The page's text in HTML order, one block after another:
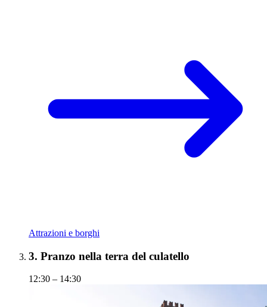
Attrazioni e borghi
3. Pranzo nella terra del culatello
12:30 – 14:30